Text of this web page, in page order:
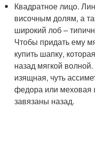
Квадратное лицо.
височным долям, а
широкий лоб –
Чтобы придать ему
купить шапку,
назад мягкой
изящная, чуть
федора или меховая
завязаны назад.